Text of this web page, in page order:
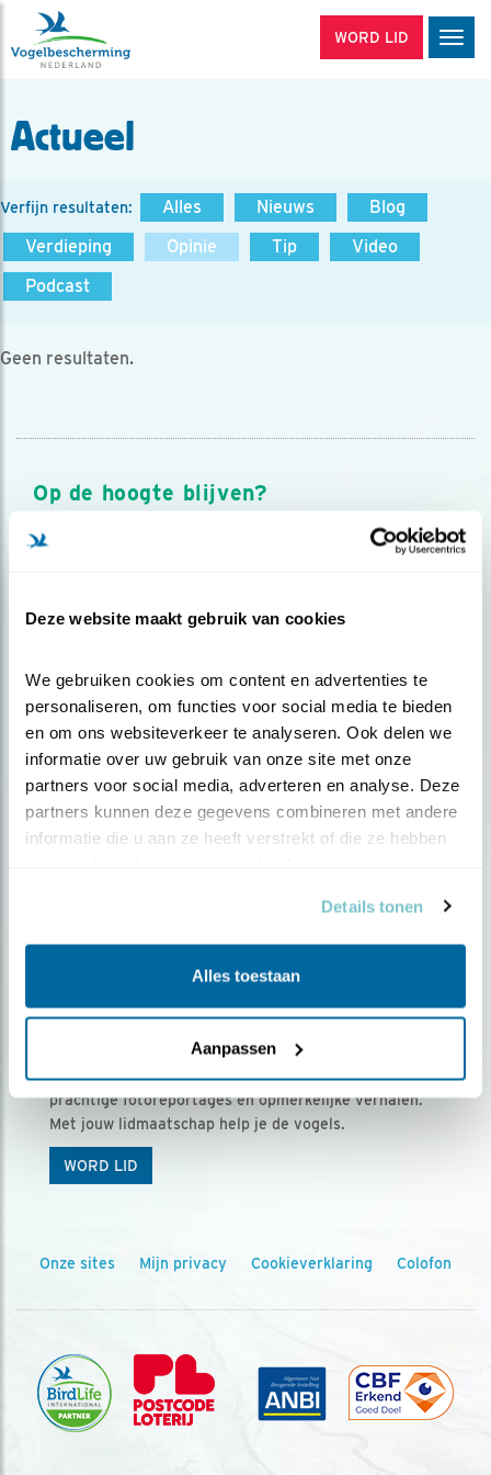
Deze website maakt gebruik van cookies
We gebruiken cookies om content en advertenties te
personaliseren, om functies voor social media te bieden
en om ons websiteverkeer te analyseren. Ook delen we
informatie over uw gebruik van onze site met onze
partners voor social media, adverteren en analyse. Deze
partners kunnen deze gegevens combineren met andere
informatie die u aan ze heeft verstrekt of die ze hebben
Details tonen
Alles toestaan
Aanpassen
WORD LID
Actueel
Verfijn resultaten: Alles Nieuws
Blog
Verdieping
Opinie Tip
Video
Podcast
Geen resultaten.
Op de hoogte blijven?
Meld je aan en ontvang nieuws, inspiratie, acties en tips
over vogels en activiteiten van Vogelbescherming.
Ontvang 5 x Vogels voor € 36,00 per jaar
Vogels is het tijdschrift voor onze leden, met
prachtige fotoreportages en opmerkelijke verhalen.
Met jouw lidmaatschap help je de vogels.
WORD LID
Onze sites Mijn privacy Cookieverklaring Colofon